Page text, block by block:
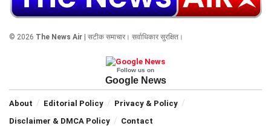
© 2026 The News Air | सटीक समाचार। सर्वाधिकार सुरक्षित।
Follow us on
Google News
About Editorial Policy
Privacy & Policy
Disclaimer & DMCA Policy
Contact